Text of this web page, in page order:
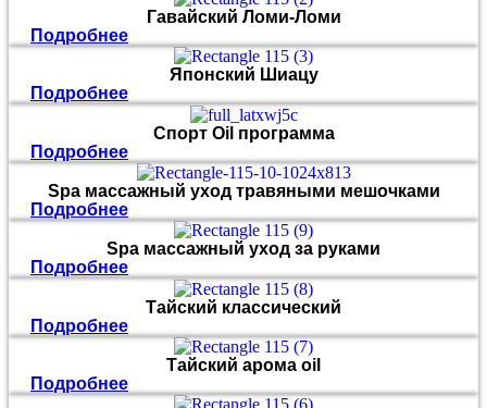
Гавайский Ломи-Ломи
Подробнее
Японский Шиацу
Подробнее
Спорт Oil программа
Подробнее
Spa массажный уход травяными мешочками
Подробнее
Spa массажный уход за руками
Подробнее
Тайский классический
Подробнее
Тайский арома oil
Подробнее